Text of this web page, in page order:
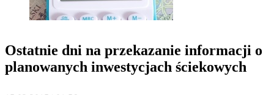
Ostatnie dni na przekazanie informacji o
planowanych inwestycjach ściekowych